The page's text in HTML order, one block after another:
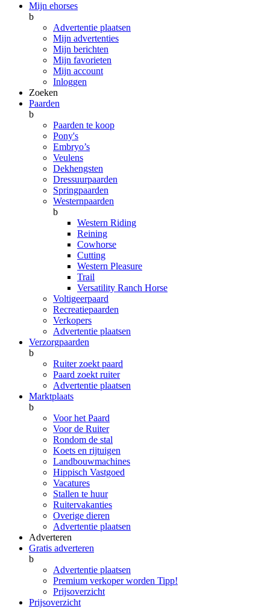
Mijn ehorses
b
Advertentie plaatsen
Mijn advertenties
Mijn berichten
Mijn favorieten
Mijn account
Inloggen
Zoeken
Paarden
b
Paarden te koop
Pony's
Embryo’s
Veulens
Dekhengsten
Dressuurpaarden
Springpaarden
Westernpaarden
b
Western Riding
Reining
Cowhorse
Cutting
Western Pleasure
Trail
Versatility Ranch Horse
Voltigeerpaard
Recreatiepaarden
Verkopers
Advertentie plaatsen
Verzorgpaarden
b
Ruiter zoekt paard
Paard zoekt ruiter
Advertentie plaatsen
Marktplaats
b
Voor het Paard
Voor de Ruiter
Rondom de stal
Koets en rijtuigen
Landbouwmachines
Hippisch Vastgoed
Vacatures
Stallen te huur
Ruitervakanties
Overige dieren
Advertentie plaatsen
Adverteren
Gratis adverteren
b
Advertentie plaatsen
Premium verkoper worden Tipp!
Prijsoverzicht
Prijsoverzicht